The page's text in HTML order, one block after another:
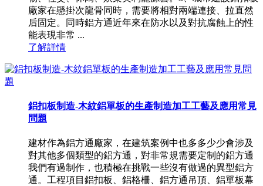
廠家在懸掛次龍骨同時，需要將相對兩端連接、拉直然
后固定。同時鋁方通近年來在防水以及對抗腐蝕上的性
能表現非常 ...
了解詳情
鋁扣板制造-木紋鋁單板的生產制造加工工藝及應用常見
問題
建材作為鋁方通廠家，在建筑案例中也多多少少會涉及
對其他多個類型的鋁方通，對非常規需要定制的鋁方通
我們有過制作，也積極在挑戰一些沒有做過的異型鋁方
通。工程項目鋁扣板、鋁格柵、鋁方通吊頂、鋁單板幕